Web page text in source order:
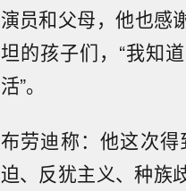
演员和父母，他也感
坦的孩子们，“我知
活”。
布劳迪称：他这次
迫、反犹主义、种族